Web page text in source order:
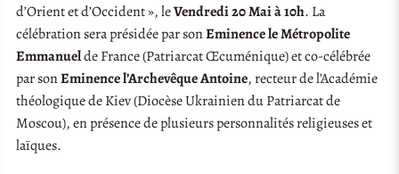
d’Orient et d’Occident », leVendredi 20 Mai à 10h. La
célébration sera présidée par sonEminence leMétropolite
Emmanuelde France (Patriarcat Œcuménique) et co-célébrée
par sonEminence l’Archevêque Antoine, recteur de l’Académie
théologique de Kiev (Diocèse Ukrainien du Patriarcat de
Moscou), en présence de plusieurs personnalités religieuses et
laïques.